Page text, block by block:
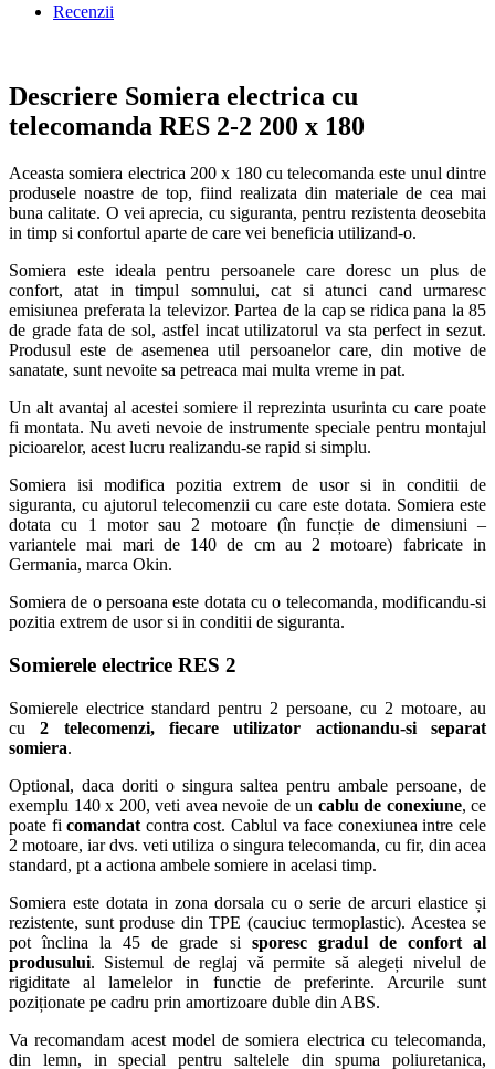
Recenzii
Descriere Somiera electrica cu
telecomanda RES 2-2 200 x 180
Aceasta somiera electrica 200 x 180 cu telecomanda este unul dintre
produsele noastre de top, fiind realizata din materiale de cea mai
buna calitate. O vei aprecia, cu siguranta, pentru rezistenta deosebita
in timp si confortul aparte de care vei beneficia utilizand-o.
Somiera este ideala pentru persoanele care doresc un plus de
confort, atat in timpul somnului, cat si atunci cand urmaresc
emisiunea preferata la televizor. Partea de la cap se ridica pana la 85
de grade fata de sol, astfel incat utilizatorul va sta perfect in sezut.
Produsul este de asemenea util persoanelor care, din motive de
sanatate, sunt nevoite sa petreaca mai multa vreme in pat.
Un alt avantaj al acestei somiere il reprezinta usurinta cu care poate
fi montata. Nu aveti nevoie de instrumente speciale pentru montajul
picioarelor, acest lucru realizandu-se rapid si simplu.
Somiera isi modifica pozitia extrem de usor si in conditii de
siguranta, cu ajutorul telecomenzii cu care este dotata. Somiera este
dotata cu 1 motor sau 2 motoare (în funcție de dimensiuni –
variantele mai mari de 140 de cm au 2 motoare) fabricate in
Germania, marca Okin.
Somiera de o persoana este dotata cu o telecomanda, modificandu-si
pozitia extrem de usor si in conditii de siguranta.
Somierele electrice RES 2
Somierele electrice standard pentru 2 persoane, cu 2 motoare, au
cu2 telecomenzi, fiecare utilizator actionandu-si separat
somiera.
Optional, daca doriti o singura saltea pentru ambale persoane, de
exemplu 140 x 200, veti avea nevoie de un cablu de conexiune, ce
poate ficomandat contra cost. Cablul va face conexiunea intre cele
2 motoare, iar dvs. veti utiliza o singura telecomanda, cu fir, din acea
standard, pt a actiona ambele somiere in acelasi timp.
Somiera este dotata in zona dorsala cu o serie de arcuri elastice și
rezistente, sunt produse din TPE (cauciuc termoplastic). Acestea se
pot înclina la 45 de grade si sporesc gradul de confort al
produsului. Sistemul de reglaj vă permite să alegeți nivelul de
rigiditate al lamelelor in functie de preferinte. Arcurile sunt
poziționate pe cadru prin amortizoare duble din ABS.
Va recomandam acest model de somiera electrica cu telecomanda,
din lemn, in special pentru saltelele din spuma poliuretanica,